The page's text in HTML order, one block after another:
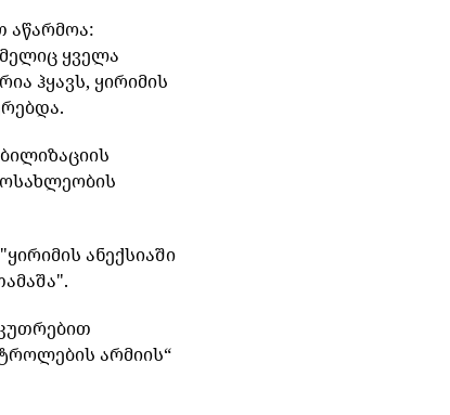
აწარმოა:
ყველა
ჰყავს, ყირიმის
.
ყირიმის ანექსიაში
".
არმიის“